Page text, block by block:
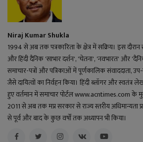
Niraj Kumar Shukla
1994 से अब तक पत्रकारिता के क्षेत्र में सक्रिय। इस
और हिंदी दैनिक 'साभार दर्शन', 'चेतना', 'नवभारत' और
समाचार-पत्रों और पत्रिकाओं में पूर्णकालिक संवाददाता,
जैसे दायित्वों का निर्वहन किया। हिंदी ब्लॉगर और स्वतंत्र
हुए वर्तमान में समाचार पोर्टल www.acntimes.com के
2011 से अब तक मप्र सरकार से राज्य स्तरीय अधिमान्यता
से पूर्व और बाद के कुछ वर्षों तक अध्यापन भी किया।